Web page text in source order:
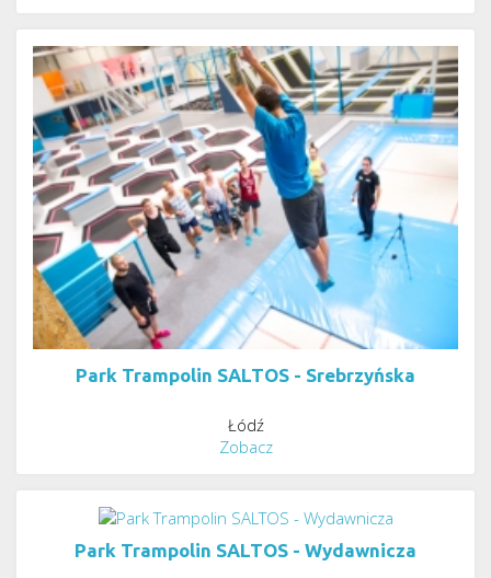
Park Trampolin SALTOS - Srebrzyńska
Łódź
Zobacz
Park Trampolin SALTOS - Wydawnicza